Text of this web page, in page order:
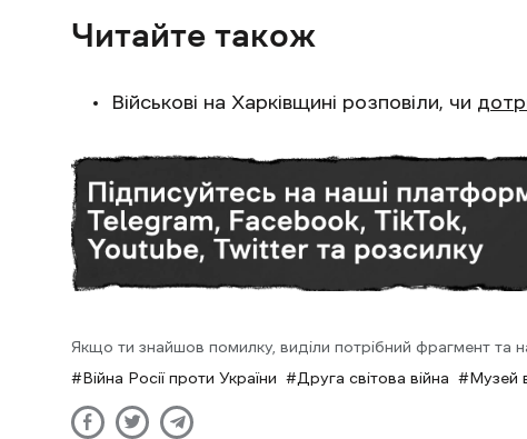
Читайте також
Військові на Харківщині розповіли, чи
Якщо ти знайшов помилку, виділи потрібний фрагмент та
Війна Росії проти України
Друга світова війна Музей